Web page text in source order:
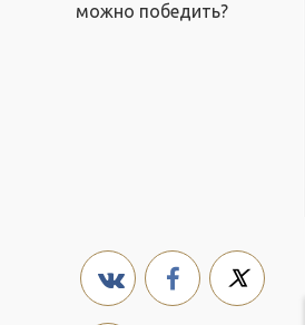
можно победить?